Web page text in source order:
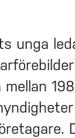
unga